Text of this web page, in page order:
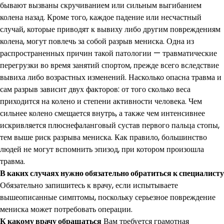
бывают вызваны скручиванием или сильным выгибанием
колена назад. Кроме того, каждое падение или несчастный
случай, которые приводят к вывиху либо другим повреждениям
колена, могут повлечь за собой разрыв мениска. Одна из
распространенных причин такой патологии — травматические
перегрузки во время занятий спортом, прежде всего вследствие
вывиха либо возрастных изменений. Насколько опасна травма и
сам разрыв зависит двух факторов: от того сколько веса
приходится на колено и степени активности человека. Чем
сильнее колено смещается внутрь, а также чем интенсивнее
искривляется плюснефаланговый сустав первого пальца стопы,
тем выше риск разрыва мениска. Как правило, большинство
людей не могут вспомнить эпизод, при котором произошла
травма.
В каких случаях нужно обязательно обратиться кспециалисту
Обязательно запишитесь к врачу, если испытываете
вышеописанные симптомы, поскольку серьезное повреждение
мениска может потребовать операции.
К какому врачу обращатьсяВам требуется грамотная